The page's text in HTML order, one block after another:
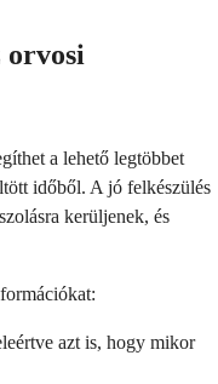
orvosi
a lehető legtöbbet
időből. A jó felkészülés
kerüljenek, és
azt is, hogy mikor